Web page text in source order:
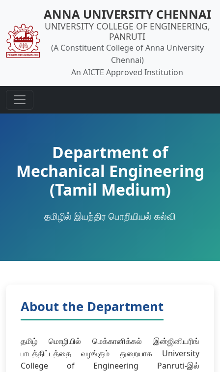
ANNA UNIVERSITY CHENNAI
UNIVERSITY COLLEGE OF ENGINEERING,
PANRUTI
(A Constituent College of Anna University
Chennai)
An AICTE Approved Institution
Department of
Mechanical Engineering
(Tamil Medium)
தமிழில் இயந்திர பொறியியல் கல்வி
About the Department
தமிழ் மொழியில் மெக்கானிக்கல் இன்ஜினியரிங்
பாடத்திட்டத்தை வழங்கும் துறையாக University
College of Engineering Panruti-இல்